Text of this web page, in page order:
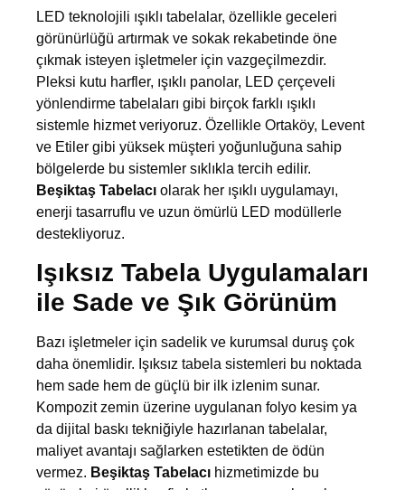
LED teknolojili ışıklı tabelalar, özellikle geceleri
görünürlüğü artırmak ve sokak rekabetinde öne
çıkmak isteyen işletmeler için vazgeçilmezdir.
Pleksi kutu harfler, ışıklı panolar, LED çerçeveli
yönlendirme tabelaları gibi birçok farklı ışıklı
sistemle hizmet veriyoruz. Özellikle Ortaköy, Levent
ve Etiler gibi yüksek müşteri yoğunluğuna sahip
bölgelerde bu sistemler sıklıkla tercih edilir.
Beşiktaş Tabelacı olarak her ışıklı uygulamayı,
enerji tasarruflu ve uzun ömürlü LED modüllerle
destekliyoruz.
Işıksız Tabela Uygulamaları
ile Sade ve Şık Görünüm
Bazı işletmeler için sadelik ve kurumsal duruş çok
daha önemlidir. Işıksız tabela sistemleri bu noktada
hem sade hem de güçlü bir ilk izlenim sunar.
Kompozit zemin üzerine uygulanan folyo kesim ya
da dijital baskı tekniğiyle hazırlanan tabelalar,
maliyet avantajı sağlarken estetikten de ödün
vermez. Beşiktaş Tabelacı hizmetimizde bu